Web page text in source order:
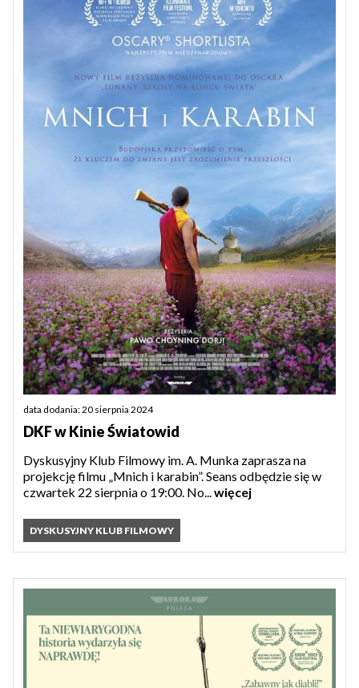
data dodania: 20 sierpnia 2024
DKF w Kinie Światowid
Dyskusyjny Klub Filmowy im. A. Munka zaprasza na
projekcję filmu „Mnich i karabin”. Seans odbędzie się w
czwartek 22 sierpnia o 19:00. No... więcej
DYSKUSYJNY KLUB FILMOWY